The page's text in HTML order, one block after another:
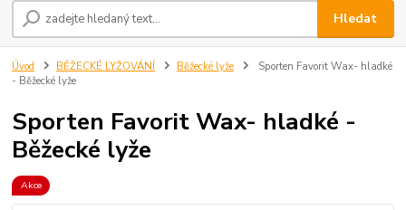
Hledat
Úvod BĚŽECKÉ LYŽOVÁNÍ Běžecké lyže
Sporten Favorit Wax- hladké
- Běžecké lyže
Sporten Favorit Wax- hladké -
Běžecké lyže
Akce